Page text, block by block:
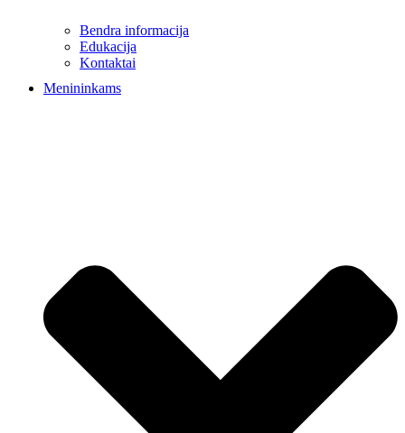
Bendra informacija
Edukacija
Kontaktai
Menininkams